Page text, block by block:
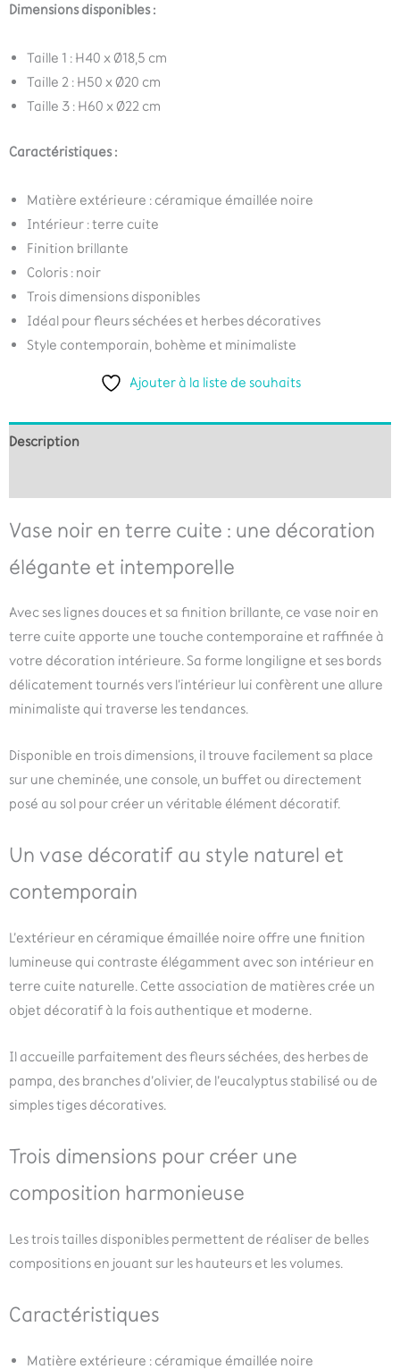
Dimensions disponibles :
Taille 1 : H40 x Ø18,5 cm
Taille 2 : H50 x Ø20 cm
Taille 3 : H60 x Ø22 cm
Caractéristiques :
Matière extérieure : céramique émaillée noire
Intérieur : terre cuite
Finition brillante
Coloris : noir
Trois dimensions disponibles
Idéal pour fleurs séchées et herbes décoratives
Style contemporain, bohème et minimaliste
Ajouter à la liste de souhaits
Description
Vase noir en terre cuite : une décoration
élégante et intemporelle
Avec ses lignes douces et sa finition brillante, ce vase noir en
terre cuite apporte une touche contemporaine et raffinée à
votre décoration intérieure. Sa forme longiligne et ses bords
délicatement tournés vers l’intérieur lui confèrent une allure
minimaliste qui traverse les tendances.
Disponible en trois dimensions, il trouve facilement sa place
sur une cheminée, une console, un buffet ou directement
posé au sol pour créer un véritable élément décoratif.
Un vase décoratif au style naturel et
contemporain
L’extérieur en céramique émaillée noire offre une finition
lumineuse qui contraste élégamment avec son intérieur en
terre cuite naturelle. Cette association de matières crée un
objet décoratif à la fois authentique et moderne.
Il accueille parfaitement des fleurs séchées, des herbes de
pampa, des branches d’olivier, de l’eucalyptus stabilisé ou de
simples tiges décoratives.
Trois dimensions pour créer une
composition harmonieuse
Les trois tailles disponibles permettent de réaliser de belles
compositions en jouant sur les hauteurs et les volumes.
Caractéristiques
Matière extérieure : céramique émaillée noire